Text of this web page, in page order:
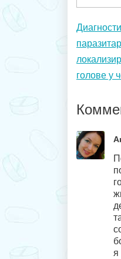
голове у
я